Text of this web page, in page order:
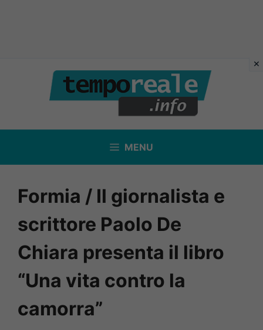
contenuto
MENU
Formia / Il giornalista e
scrittore Paolo De
Chiara presenta il libro
“Una vita contro la
camorra”